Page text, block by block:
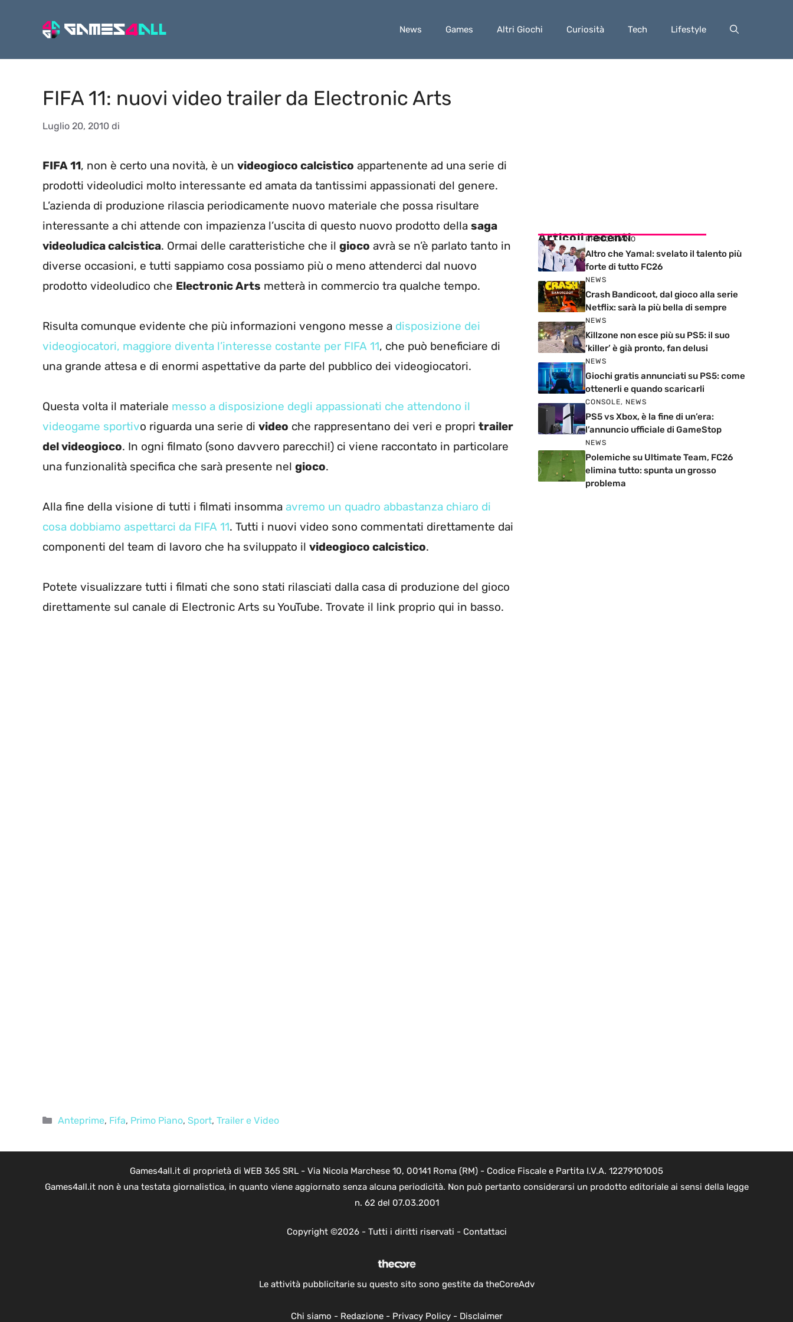
News Games Altri Giochi Curiosità Tech Lifestyle
FIFA 11: nuovi video trailer da Electronic Arts
Luglio 20, 2010 di
FIFA 11, non è certo una novità, è un videogioco calcistico appartenente ad una serie di
prodotti videoludici molto interessante ed amata da tantissimi appassionati del genere.
L’azienda di produzione rilascia periodicamente nuovo materiale che possa risultare
interessante a chi attende con impazienza l’uscita di questo nuovo prodotto della saga
videoludica calcistica. Ormai delle caratteristiche che il gioco avrà se n’è parlato tanto in
diverse occasioni, e tutti sappiamo cosa possiamo più o meno attenderci dal nuovo
prodotto videoludico che Electronic Arts metterà in commercio tra qualche tempo.
Risulta comunque evidente che più informazioni vengono messe a disposizione dei
videogiocatori, maggiore diventa l’interesse costante per FIFA 11, che può beneficiare di
una grande attesa e di enormi aspettative da parte del pubblico dei videogiocatori.
Questa volta il materiale messo a disposizione degli appassionati che attendono il
videogame sportivo riguarda una serie di video che rappresentano dei veri e propri trailer
del videogioco. In ogni filmato (sono davvero parecchi!) ci viene raccontato in particolare
una funzionalità specifica che sarà presente nel gioco.
Alla fine della visione di tutti i filmati insomma avremo un quadro abbastanza chiaro di
cosa dobbiamo aspettarci da FIFA 11. Tutti i nuovi video sono commentati direttamente dai
componenti del team di lavoro che ha sviluppato il videogioco calcistico.
Potete visualizzare tutti i filmati che sono stati rilasciati dalla casa di produzione del gioco
direttamente sul canale di Electronic Arts su YouTube. Trovate il link proprio qui in basso.
Categorie
Anteprime, Fifa, Primo Piano, Sport, Trailer e Video
Articoli recenti
PRIMO PIANO
Altro che Yamal: svelato il talento più
forte di tutto FC26
NEWS
Crash Bandicoot, dal gioco alla serie
Netflix: sarà la più bella di sempre
NEWS
Killzone non esce più su PS5: il suo
‘killer’ è già pronto, fan delusi
NEWS
Giochi gratis annunciati su PS5: come
ottenerli e quando scaricarli
CONSOLE, NEWS
PS5 vs Xbox, è la fine di un’era:
l’annuncio ufficiale di GameStop
NEWS
Polemiche su Ultimate Team, FC26
elimina tutto: spunta un grosso
problema
Games4all.it di proprietà di WEB 365 SRL - Via Nicola Marchese 10, 00141 Roma (RM) - Codice Fiscale e Partita I.V.A. 12279101005
Games4all.it non è una testata giornalistica, in quanto viene aggiornato senza alcuna periodicità. Non può pertanto considerarsi un prodotto editoriale ai sensi della legge
n. 62 del 07.03.2001
Copyright ©2026 - Tutti i diritti riservati - Contattaci
Le attività pubblicitarie su questo sito sono gestite da theCoreAdv
Chi siamo - Redazione- Privacy Policy- Disclaimer